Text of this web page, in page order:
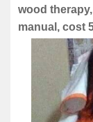
wood
manual, cost